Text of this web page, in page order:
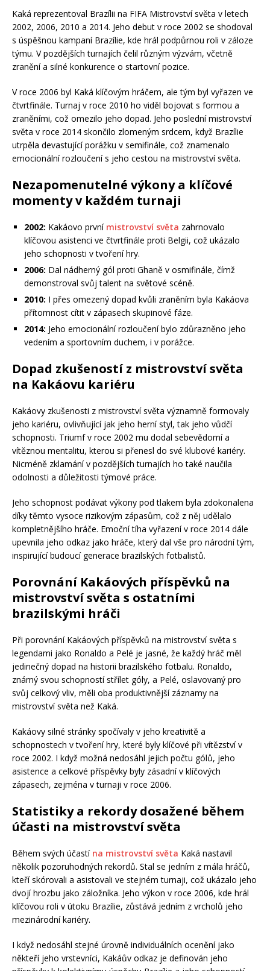
Kaká reprezentoval Brazílii na FIFA Mistrovství světa v letech
2002, 2006, 2010 a 2014. Jeho debut v roce 2002 se shodoval
s úspěšnou kampaní Brazílie, kde hrál podpůrnou roli v záloze
týmu. V pozdějších turnajích čelil různým výzvám, včetně
zranění a silné konkurence o startovní pozice.
V roce 2006 byl Kaká klíčovým hráčem, ale tým byl vyřazen ve
čtvrtfinále. Turnaj v roce 2010 ho viděl bojovat s formou a
zraněními, což omezilo jeho dopad. Jeho poslední mistrovství
světa v roce 2014 skončilo zlomeným srdcem, když Brazílie
utrpěla devastující porážku v semifinále, což znamenalo
emocionální rozloučení s jeho cestou na mistrovství světa.
Nezapomenutelné výkony a klíčové
momenty v každém turnaji
2002: Kakáovo první mistrovství světa zahrnovalo
klíčovou asistenci ve čtvrtfinále proti Belgii, což ukázalo
jeho schopnosti v tvoření hry.
2006: Dal nádherný gól proti Ghaně v osmifinále, čímž
demonstroval svůj talent na světové scéně.
2010: I přes omezený dopad kvůli zraněním byla Kakáova
přítomnost cítit v zápasech skupinové fáze.
2014: Jeho emocionální rozloučení bylo zdůrazněno jeho
vedením a sportovním duchem, i v porážce.
Dopad zkušeností z mistrovství světa
na Kakáovu kariéru
Kakáovy zkušenosti z mistrovství světa významně formovaly
jeho kariéru, ovlivňující jak jeho herní styl, tak jeho vůdčí
schopnosti. Triumf v roce 2002 mu dodal sebevědomí a
vítěznou mentalitu, kterou si přenesl do své klubové kariéry.
Nicméně zklamání v pozdějších turnajích ho také naučila
odolnosti a důležitosti týmové práce.
Jeho schopnost podávat výkony pod tlakem byla zdokonalena
díky těmto vysoce rizikovým zápasům, což z něj udělalo
kompletnějšího hráče. Emoční tíha vyřazení v roce 2014 dále
upevnila jeho odkaz jako hráče, který dal vše pro národní tým,
inspirující budoucí generace brazilských fotbalistů.
Porovnání Kakáových příspěvků na
mistrovství světa s ostatními
brazilskými hráči
Při porovnání Kakáových příspěvků na mistrovství světa s
legendami jako Ronaldo a Pelé je jasné, že každý hráč měl
jedinečný dopad na historii brazilského fotbalu. Ronaldo,
známý svou schopností střílet góly, a Pelé, oslavovaný pro
svůj celkový vliv, měli oba produktivnější záznamy na
mistrovství světa než Kaká.
Kakáovy silné stránky spočívaly v jeho kreativitě a
schopnostech v tvoření hry, které byly klíčové při vítězství v
roce 2002. I když možná nedosáhl jejich počtu gólů, jeho
asistence a celkové příspěvky byly zásadní v klíčových
zápasech, zejména v turnaji v roce 2006.
Statistiky a rekordy dosažené během
účasti na mistrovství světa
Během svých účastí na mistrovství světa Kaká nastavil
několik pozoruhodných rekordů. Stal se jedním z mála hráčů,
kteří skórovali a asistovali ve stejném turnaji, což ukázalo jeho
dvojí hrozbu jako záložníka. Jeho výkon v roce 2006, kde hrál
klíčovou roli v útoku Brazílie, zůstává jedním z vrcholů jeho
mezinárodní kariéry.
I když nedosáhl stejné úrovně individuálních ocenění jako
někteří jeho vrstevníci, Kakáův odkaz je definován jeho